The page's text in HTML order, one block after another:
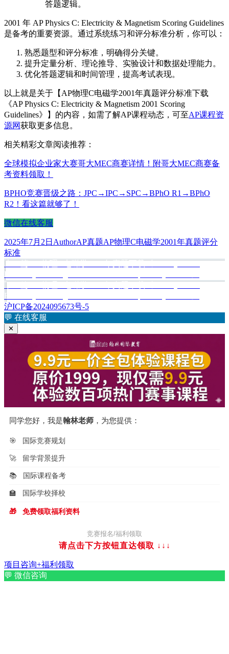
答题逻辑。
2001 年 AP Physics C: Electricity & Magnetism Scoring Guidelines
是备考的重要资源。通过系统练习和评分标准分析，你可以：
熟悉题型和评分标准，明确得分关键。
提升定量分析、理论推导、实验设计和数据处理能力。
优化答题逻辑和时间管理，提高考试表现。
以上就是关于【AP物理C电磁学2001年真题评分标准下载
《AP Physics C: Electricity & Magnetism 2001 Scoring
Guidelines》】的内容，如需了解AP课程动态，可至AP课程资
源网获取更多信息。
相关精彩文章阅读推荐：
全球模拟企业家大赛哥大MEC商赛详情！附哥大MEC商赛备
考资料领取！
BPHO竞赛晋级之路：JPC→IPC→SPC→BPhO R1→BPhO
R2！看这篇就够了！
微信在线客服
发
布
于
2025年7月2日 作
Author分
AP真题标
AP物理C电磁学2001年真题评分
标准
文
章
导
航
上一篇上
文
AP物理C电磁学2001年真题下载《AP Physics C:
Electricity and Magnetism 2001 Free-Response Questions》
下一篇
下
文
章：
Electricity and Magnetism 2002 Free-Response Questions》
沪ICP备2024095673号-5
💬 在线客服
✕
同学您好，我是翰林老师 ，为您提供：
🎯 国际竞赛规划
🚀 留学背景提升
📚 国际课程备考
🏫 国际学校择校
🎁 免费领取福利资料
竞赛报名/福利领取
请点击下方按钮直达领取 ↓↓↓
项目咨询+福利领取
💬 微信咨询